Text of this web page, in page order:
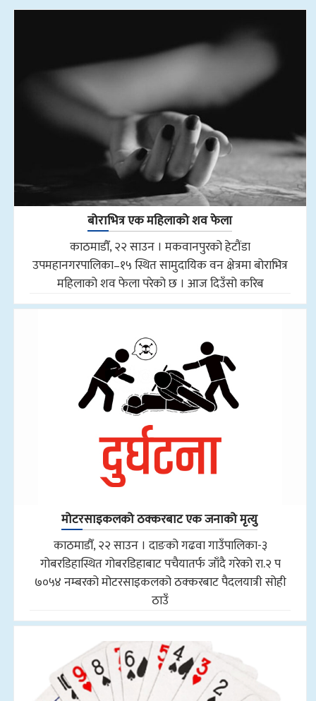
बोराभित्र एक महिलाको शव फेला
काठमाडौँ, २२ साउन । मकवानपुरको हेटौंडा
उपमहानगरपालिका–१५ स्थित सामुदायिक वन क्षेत्रमा बोराभित्र
महिलाको शव फेला परेको छ । आज दिउँसो करिब
मोटरसाइकलको ठक्करबाट एक जनाको मृत्यु
काठमाडौँ, २२ साउन । दाङको गढवा गाउँपालिका-३
गोबरडिहास्थित गोबरडिहाबाट पचैयातर्फ जाँदै गरेको रा.२ प
७०५४ नम्बरको मोटरसाइकलको ठक्करबाट पैदलयात्री सोही
ठाउँ